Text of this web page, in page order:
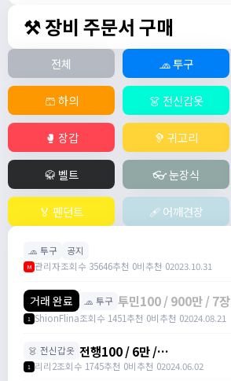
⚒️ 장비 주문서 구매
전체 🧢 투구
🩳 하의 👗 전신갑옷
🥊 장갑 🦻 귀고리
🥋 벨트 👓 눈장식
🏅 펜던트 🩹 어깨견장
🧢 투구 공지
M 관리자조회수 35646추천 0비추천 02023.10.31
거래 완료 🧢 투구 투민100 / 900만 / 7
ShionFlina#zKvpL
1 ShionFlina조회수 1451추천 0비추천 02024.08.21
👗 전신갑옷 전행100 / 6만 /
https://open.kakao.com/
1 리리2조회수 1745추천 0비추천 02024.06.02